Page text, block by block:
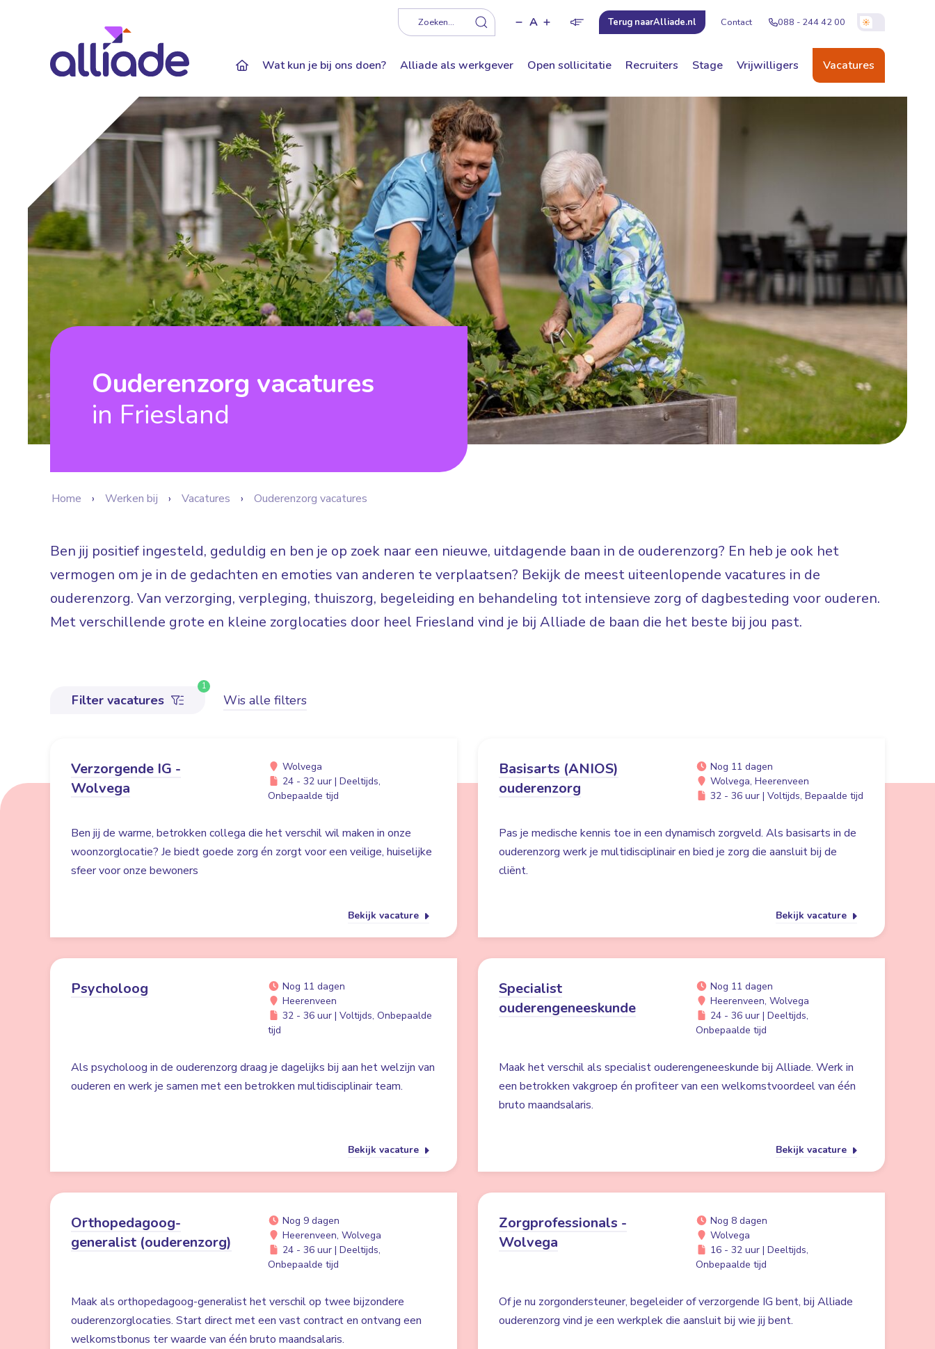
Zoeken... A Terug naarAlliade.nl Contact 088 - 244 42 00
Wat kun je bij ons doen? Alliade als werkgever Open sollicitatie Recruiters Stage Vrijwilligers Vacatures
Ouderenzorg vacatures
in Friesland
Home Werken bij Vacatures Ouderenzorg vacatures
Ben jij positief ingesteld, geduldig en ben je op zoek naar een nieuwe, uitdagende baan in de ouderenzorg? En heb je ook het
vermogen om je in de gedachten en emoties van anderen te verplaatsen? Bekijk de meest uiteenlopende vacatures in de
ouderenzorg. Van verzorging, verpleging, thuiszorg, begeleiding en behandeling tot intensieve zorg of dagbesteding voor ouderen.
Met verschillende grote en kleine zorglocaties door heel Friesland vind je bij Alliade de baan die het beste bij jou past.
Filter vacatures
1
Wis alle filters
Verzorgende IG -
Wolvega
Wolvega
24 - 32 uur | Deeltijds,
Onbepaalde tijd
Ben jij de warme, betrokken collega die het verschil wil maken in onze
woonzorglocatie? Je biedt goede zorg én zorgt voor een veilige, huiselijke
sfeer voor onze bewoners
Bekijk vacature
Basisarts (ANIOS)
ouderenzorg
Nog 11 dagen
Wolvega, Heerenveen
32 - 36 uur | Voltijds, Bepaalde tijd
Pas je medische kennis toe in een dynamisch zorgveld. Als basisarts in de
ouderenzorg werk je multidisciplinair en bied je zorg die aansluit bij de
cliënt.
Bekijk vacature
Psycholoog
Nog 11 dagen
Heerenveen
32 - 36 uur | Voltijds, Onbepaalde
tijd
Als psycholoog in de ouderenzorg draag je dagelijks bij aan het welzijn van
ouderen en werk je samen met een betrokken multidisciplinair team.
Bekijk vacature
Specialist
ouderengeneeskunde
Nog 11 dagen
Heerenveen, Wolvega
24 - 36 uur | Deeltijds,
Onbepaalde tijd
Maak het verschil als specialist ouderengeneeskunde bij Alliade. Werk in
een betrokken vakgroep én profiteer van een welkomstvoordeel van één
bruto maandsalaris.
Bekijk vacature
Orthopedagoog-
generalist (ouderenzorg)
Nog 9 dagen
Heerenveen, Wolvega
24 - 36 uur | Deeltijds,
Onbepaalde tijd
Maak als orthopedagoog-generalist het verschil op twee bijzondere
ouderenzorglocaties. Start direct met een vast contract en ontvang een
welkomstbonus ter waarde van één bruto maandsalaris.
Zorgprofessionals -
Wolvega
Nog 8 dagen
Wolvega
16 - 32 uur | Deeltijds,
Onbepaalde tijd
Of je nu zorgondersteuner, begeleider of verzorgende IG bent, bij Alliade
ouderenzorg vind je een werkplek die aansluit bij wie jij bent.